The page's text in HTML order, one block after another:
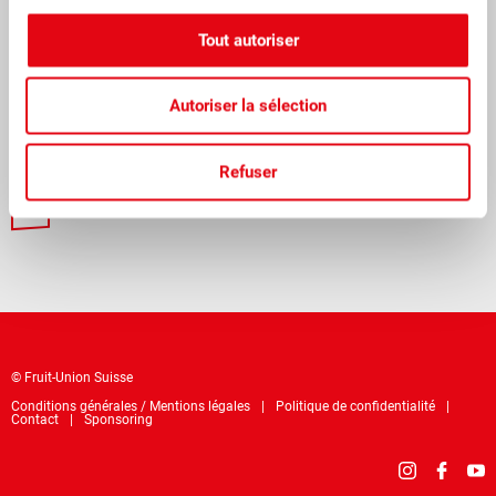
Tout autoriser
Autoriser la sélection
Refuser
durable. Nous sommes actifs dans les domaines de la vente, de la
publicité, de la qualité, de l’information, de l’éducation et de la
formation continue, de la recherche et promouvons l’image des fruits
Newsletter aux membres
© Fruit-Union Suisse
Conditions générales / Mentions légales
Politique de confidentialité
Contact
Sponsoring